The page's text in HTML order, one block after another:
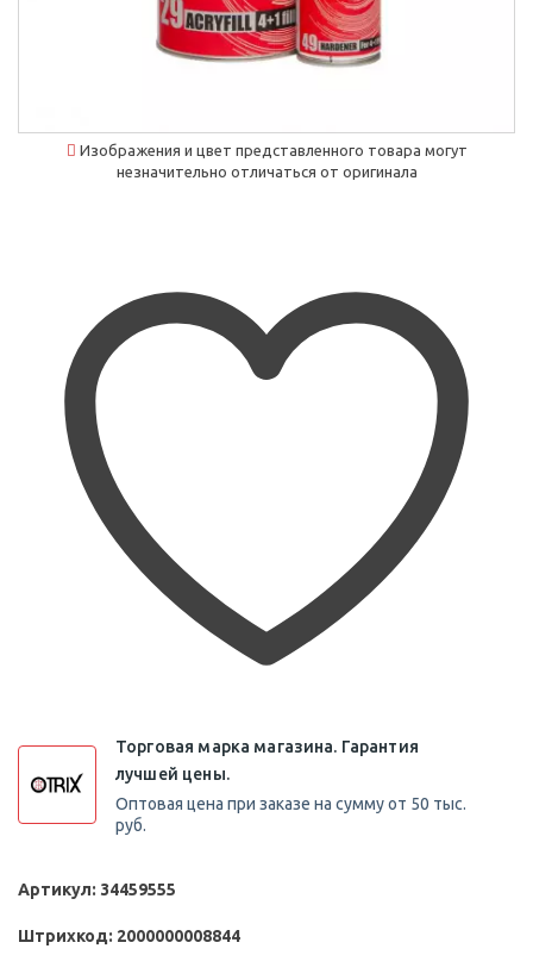
Изображения и цвет представленного товара могут
незначительно отличаться от оригинала
Торговая марка магазина. Гарантия
лучшей цены.
Оптовая цена при заказе на сумму от 50 тыс.
руб.
Артикул: 34459555
Штрихкод: 2000000008844